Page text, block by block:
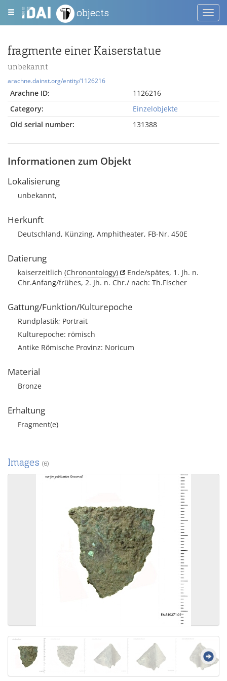
objects
fragmente einer Kaiserstatue
unbekannt
arachne.dainst.org/entity/1126216
Arachne ID:
1126216
Category:
Einzelobjekte
Old serial number:
131388
Informationen zum Objekt
Lokalisierung
unbekannt,
Herkunft
Deutschland, Künzing, Amphitheater, FB-Nr. 450E
Datierung
kaiserzeitlich (Chronontology)
Ende/spätes, 1. Jh. n.
Chr.Anfang/frühes, 2. Jh. n. Chr./ nach: Th.Fischer
Gattung/Funktion/Kulturepoche
Rundplastik; Portrait
Kulturepoche: römisch
Antike Römische Provinz: Noricum
Material
Bronze
Erhaltung
Fragment(e)
Images (6)